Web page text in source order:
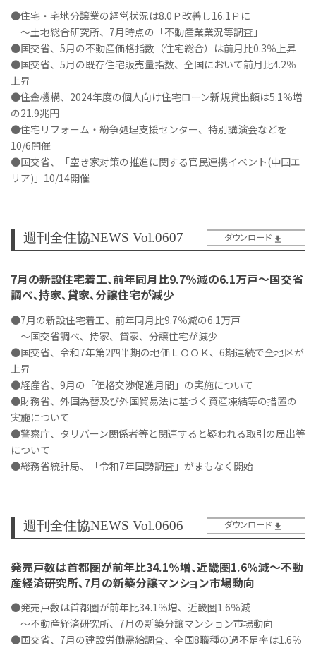
●住宅・宅地分譲業の経営状況は8.0Ｐ改善し16.1Ｐに
～土地総合研究所、7月時点の「不動産業業況等調査」
●国交省、5月の不動産価格指数（住宅総合）は前月比0.3％上昇
●国交省、5月の既存住宅販売量指数、全国において前月比4.2％
上昇
●住金機構、2024年度の個人向け住宅ローン新規貸出額は5.1％増
の21.9兆円
●住宅リフォーム・紛争処理支援センター、特別講演会などを
10/6開催
●国交省、「空き家対策の推進に関する官民連携イベント(中国エ
リア)」10/14開催
週刊全住協NEWS Vol.0607 ダウンロード
7月の新設住宅着工、前年同月比9.7％減の6.1万戸～国交省
調べ、持家、貸家、分譲住宅が減少
●7月の新設住宅着工、前年同月比9.7％減の6.1万戸
～国交省調べ、持家、貸家、分譲住宅が減少
●国交省、令和7年第2四半期の地価ＬＯＯＫ、6期連続で全地区が
上昇
●経産省、9月の「価格交渉促進月間」の実施について
●財務省、外国為替及び外国貿易法に基づく資産凍結等の措置の
実施について
●警察庁、タリバーン関係者等と関連すると疑われる取引の届出等
について
●総務省統計局、「令和7年国勢調査」がまもなく開始
週刊全住協NEWS Vol.0606 ダウンロード
発売戸数は首都圏が前年比34.1％増、近畿圏1.6％減～不動
産経済研究所、7月の新築分譲マンション市場動向
●発売戸数は首都圏が前年比34.1％増、近畿圏1.6％減
～不動産経済研究所、7月の新築分譲マンション市場動向
●国交省、7月の建設労働需給調査、全国8職種の過不足率は1.6％